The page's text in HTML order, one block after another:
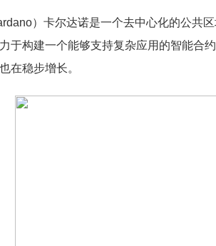
）卡尔达诺是一个去中心化的公共
于构建一个能够支持复杂应用的智能合
在稳步增长。